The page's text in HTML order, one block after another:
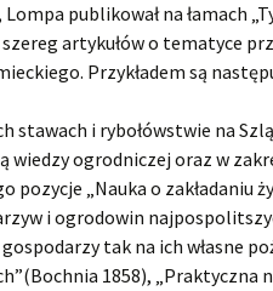
publikował na łamach
artykułów o tematyce
Przykładem są
stawach i rybołówstwie na
wiedzy ogrodniczej oraz w
„Nauka o zakładaniu
i ogrodowin
tak na ich własne
1858), „Praktyczna